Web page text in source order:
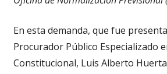
En esta demanda, que fue
Procurador Público Especializado
Constitucional, Luis Alberto